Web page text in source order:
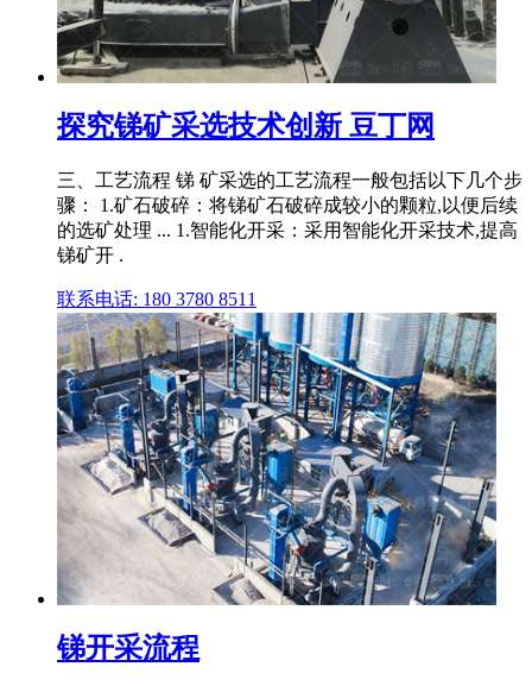
探究锑矿采选技术创新 豆丁网
三、工艺流程 锑 矿采选的工艺流程一般包括以下几个步
骤： 1.矿石破碎：将锑矿石破碎成较小的颗粒,以便后续
的选矿处理 ... 1.智能化开采：采用智能化开采技术,提高
锑矿开 .
联系电话: 180 3780 8511
锑开采流程